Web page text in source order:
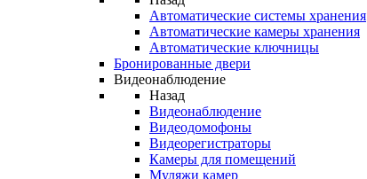
Автоматические системы хранения
Автоматические камеры хранения
Автоматические ключницы
Бронированные двери
Видеонаблюдение
Назад
Видеонаблюдение
Видеодомофоны
Видеорегистраторы
Камеры для помещений
Муляжи камер